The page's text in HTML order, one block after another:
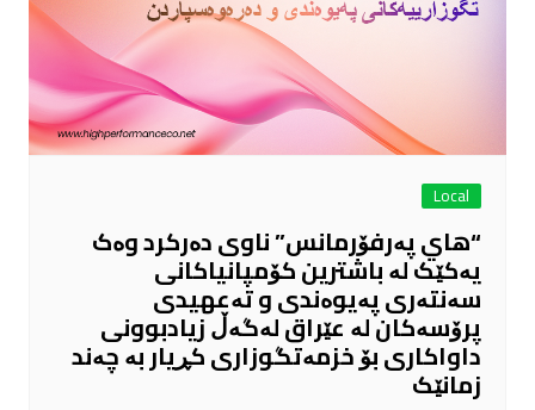
Local
“هاي پەرفۆرمانس” ناوی دەرکرد وەک
یەکێک لە باشترین کۆمپانیاکانی
سەنتەری پەیوەندی و تەعهیدی
پرۆسەکان لە عێراق لەگەڵ زیادبوونی
داواکاری بۆ خزمەتگوزاری کڕیار بە چەند
زمانێک